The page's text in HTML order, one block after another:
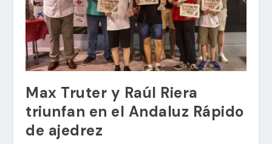
Max Truter y Raúl Riera
triunfan en el Andaluz Rápido
de ajedrez